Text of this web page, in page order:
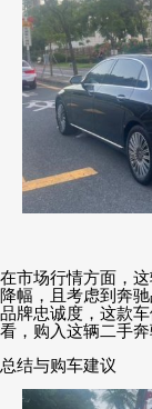
在市场行情方面，
降幅，且考虑到奔
品牌忠诚度，这款
看，购入这辆二手
总结与购车建议